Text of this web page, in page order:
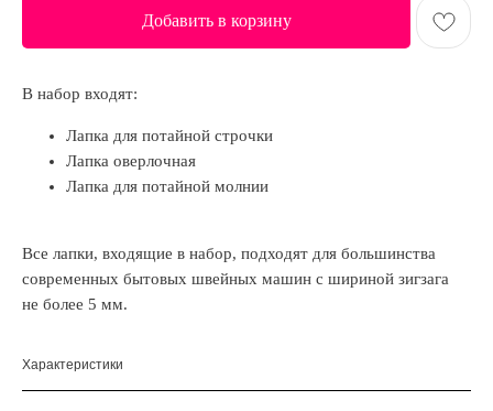
Добавить в корзину
В набор входят:
Лапка для потайной строчки
Лапка оверлочная
Лапка для потайной молнии
Все лапки, входящие в набор, подходят для большинства
современных бытовых швейных машин с шириной зигзага
не более 5 мм.
Характеристики